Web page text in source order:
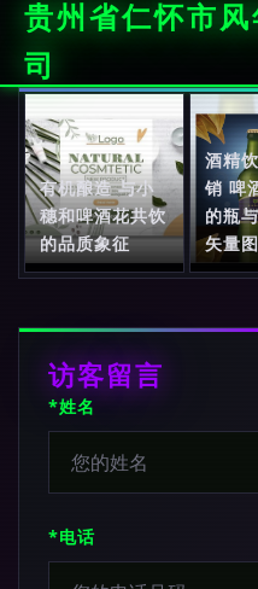
贵州省仁怀市
司
有机酿造 与小
穗和啤酒花共饮
的品质象征
酒精
销 啤
的瓶
矢量
访客留言
*姓名
*电话